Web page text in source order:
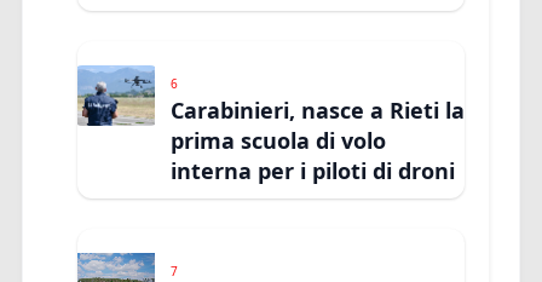
6
Carabinieri, nasce a Rieti la
prima scuola di volo
interna per i piloti di droni
7